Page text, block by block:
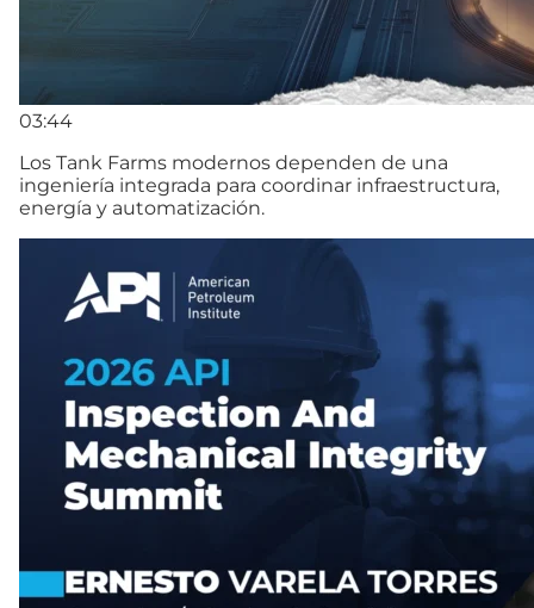
03:44
Los Tank Farms modernos dependen de una
ingeniería integrada para coordinar infraestructura,
energía y automatización.